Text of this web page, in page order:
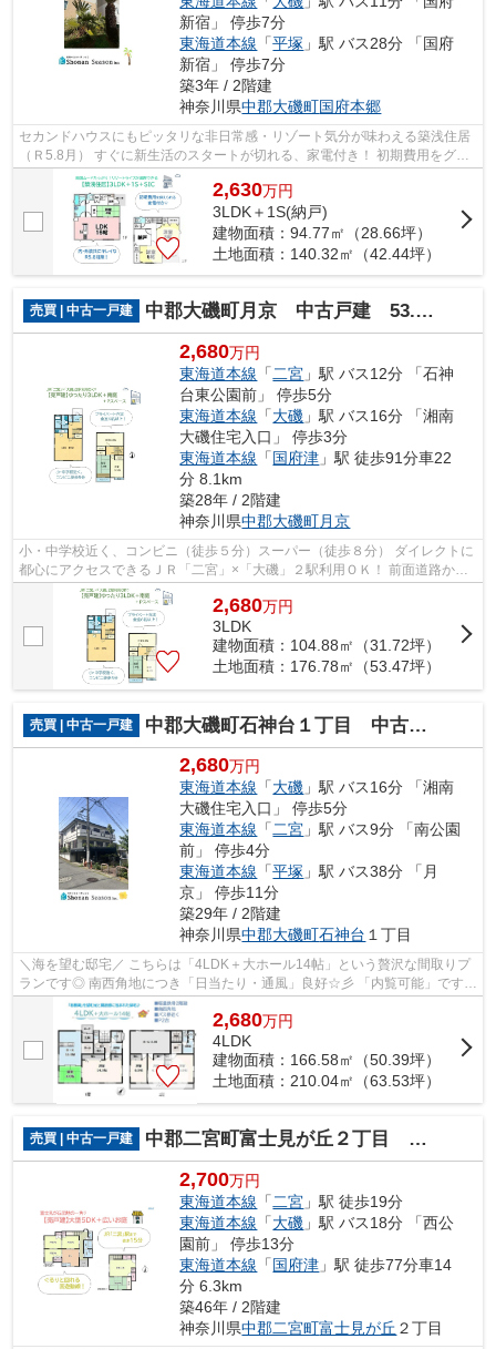
新宿」 停歩7分
東海道本線 「平塚 」駅 バス28分 「国府
新宿」 停歩7分
築3年 / 2階建
神奈川県中郡大磯町国府本郷
セカンドハウスにもピッタリな非日常感・リゾート気分が味わえる築浅住居
（Ｒ5.8月） すぐに新生活のスタートが切れる、家電付き！ 初期費用をグッ
と抑えられる、住み心地も快適な3Ｓ...
2,630万円
3LDK＋1S(納戸)
建物面積：94.77㎡（28.66坪）
土地面積：140.32㎡（42.44坪）
売買 | 中古一戸建 中郡大磯町月京 中古戸建 53.47坪
2,680万円
東海道本線 「 二宮 」駅 バス12分 「石神
台東公園前」 停歩5分
東海道本線 「大磯 」駅 バス16分 「湘南
大磯住宅入口」 停歩3分
東海道本線 「国府津 」駅 徒歩91分車22
分 8.1km
築28年 / 2階建
神奈川県中郡大磯町月京
小・中学校近く、コンビニ（徒歩５分）スーパー（徒歩８分） ダイレクトに
都心にアクセスできるＪＲ「二宮」×「大磯」２駅利用ＯＫ！ 前面道路から
少し奥に入った、プライバシーが守れ...
2,680万円
3LDK
建物面積：104.88㎡（31.72坪）
土地面積：176.78㎡（53.47坪）
売買 | 中古一戸建 中郡大磯町石神台１丁目 中古戸建 63.53坪
2,680万円
東海道本線 「大磯 」駅 バス16分 「湘南
大磯住宅入口」 停歩5分
東海道本線 「二宮 」駅 バス9分 「南公園
前」 停歩4分
東海道本線 「平塚 」駅 バス38分 「月
京」 停歩11分
築29年 / 2階建
神奈川県中郡大磯町石神台 １丁目
＼海を望む邸宅／ こちらは「4LDK＋大ホール14帖」という贅沢な間取りプ
ランです◎ 南西角地につき「日当たり・通風」良好☆彡 「内覧可能」ですの
でぜひ一度、開放的な眺望をご体感くだ...
2,680万円
4LDK
建物面積：166.58㎡（50.39坪）
土地面積：210.04㎡（63.53坪）
売買 | 中古一戸建 中郡二宮町富士見が丘２丁目 中古戸建 77.38坪
2,700万円
東海道本線 「二宮 」駅 徒歩19分
東海道本線 「大磯 」駅 バス18分 「西公
園前」 停歩13分
東海道本線 「国府津 」駅 徒歩77分車14
分 6.3km
築46年 / 2階建
神奈川県中郡二宮町富士見が丘 ２丁目